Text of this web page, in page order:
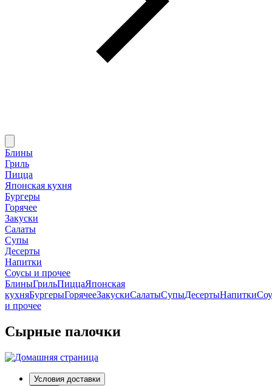
Блины
Гриль
Пицца
Японская кухня
Бургеры
Горячее
Закуски
Салаты
Супы
Десерты
Напитки
Соусы и прочее
БлиныГрильПиццаЯпонская
кухняБургерыГорячееЗакускиСалатыСупыДесертыНапитки
и прочее
Сырные палочки
Условия доставки